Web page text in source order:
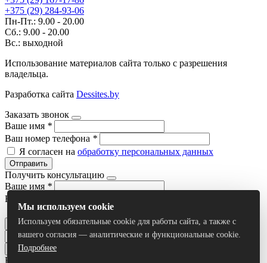
+375 (29) 284-93-06
Пн-Пт.: 9.00 - 20.00
Сб.: 9.00 - 20.00
Вс.: выходной
Использование материалов сайта только с разрешения
владельца.
Разработка сайта Dessites.by
Заказать звонок
Ваше имя *
Ваш номер телефона *
Я согласен на обработку персональных данных
Отправить
Получить консультацию
Ваше имя *
Ваш номер телефона
Я согласен наобработку персональных данных
Отправить
Все результаты
Мы используем cookie
Используем обязательные cookie для работы сайта, а также с
вашего согласия — аналитические и функциональные cookie.
Подробнее